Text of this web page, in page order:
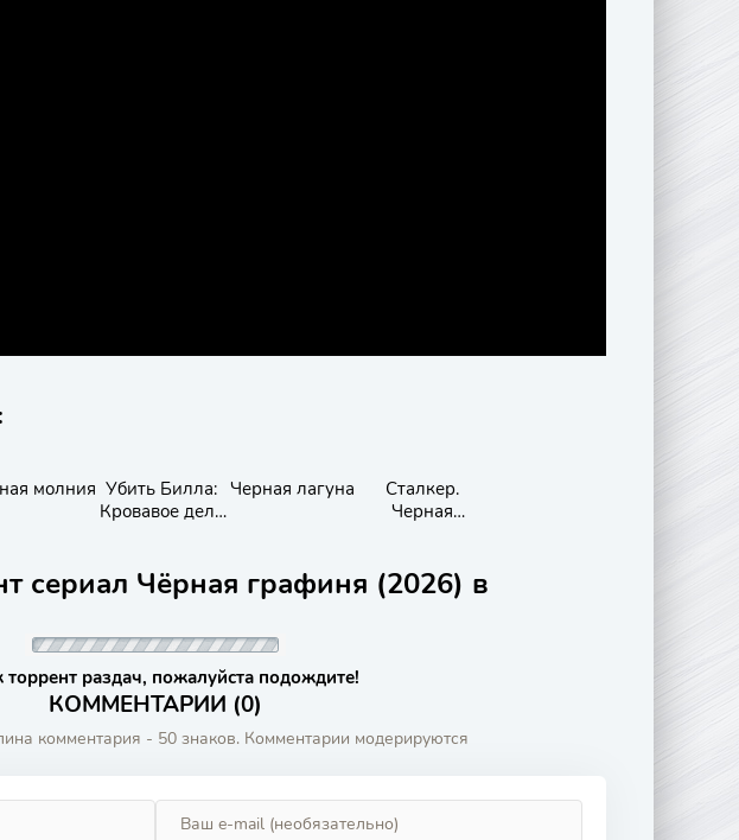
молния Убить Билла:
Кровавое дело
Черная лагуна
Сталкер.
Черная
сериал Чёрная графиня (2026) в
торрент раздач, пожалуйста подождите!
КОММЕНТАРИИ (0)
комментария - 50 знаков. Комментарии модерируются